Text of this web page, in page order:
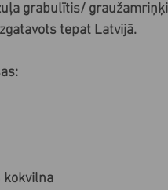
grabulītis/
tepat Latvijā.
kokvilna